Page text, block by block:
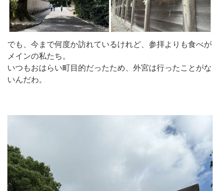
でも、今まで何度か訪れているけれど、参拝よりも食べが
メインの私たち。
いつもおはらい町目的だったため、外宮は行ったことがな
いんだわ。